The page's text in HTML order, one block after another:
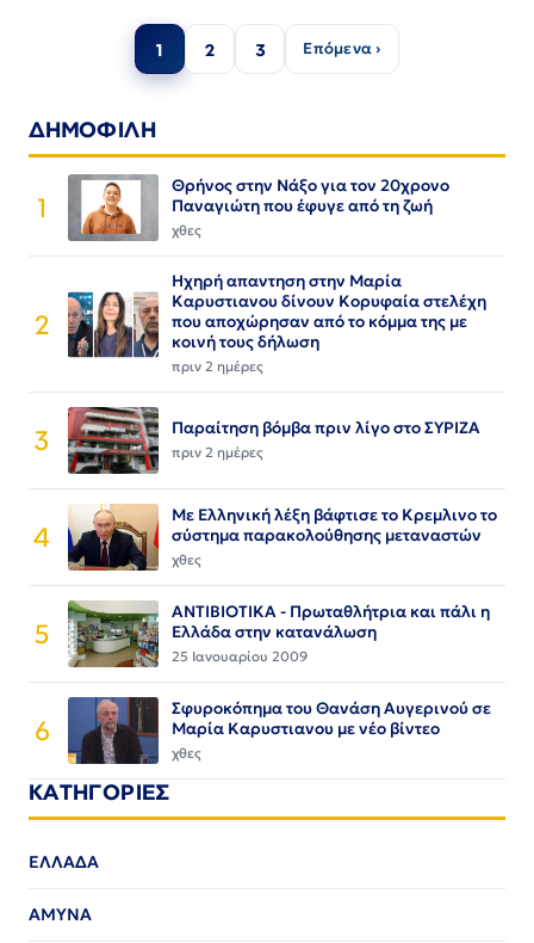
Σελιδοποίηση
άρθρων
1 2 3 Επόμενα ›
ΔΗΜΟΦΙΛΗ
1
Θρήνος στην Νάξο για τον 20χρονο
Παναγιώτη που έφυγε από τη ζωή
χθες
2
Ηχηρή απαντηση στην Μαρία
Καρυστιανου δίνουν Κορυφαία στελέχη
που αποχώρησαν από το κόμμα της με
κοινή τους δήλωση
πριν 2 ημέρες
3 Παραίτηση βόμβα πριν λίγο στο ΣΥΡΙΖΑ
πριν 2 ημέρες
4
Με Ελληνική λέξη βάφτισε το Κρεμλινο το
σύστημα παρακολούθησης μεταναστών
χθες
5
ΑΝΤΙΒΙΟΤΙΚΑ - Πρωταθλήτρια και πάλι η
Ελλάδα στην κατανάλωση
25 Ιανουαρίου 2009
6
Σφυροκόπημα του Θανάση Αυγερινού σε
Μαρία Καρυστιανου με νέο βίντεο
χθες
ΚΑΤΗΓΟΡΙΕΣ
ΕΛΛΑΔΑ
ΑΜΥΝΑ